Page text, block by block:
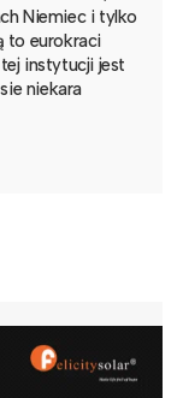
Niemiec i tylko
to eurokraci
instytucji jest
niekara